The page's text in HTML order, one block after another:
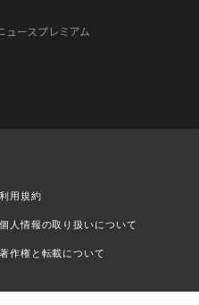
ュースプレミアム
利用規約
個人情報の取り扱いについて
著作権と転載について